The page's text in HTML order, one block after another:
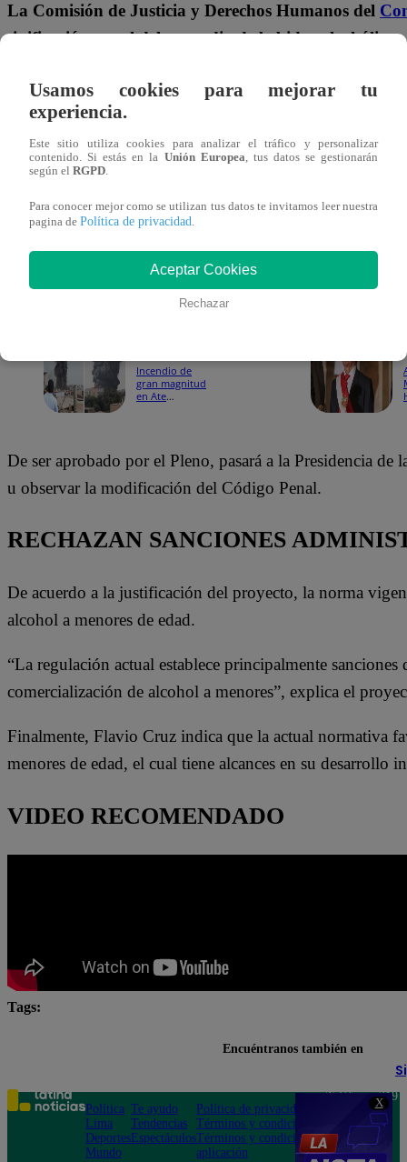
X
La Comisión de Justicia y Derechos Humanos del
tipificación penal del expendio de bebidas
La propuesta, presentada por el congresista Flavio
criminalizar la venta de alcohol a adolescentes. Esto
alcohólicas.
El responsable “será reprimido con pena privativa de
Incendio de
gran magnitud
en Ate
movilizan
unidades de
bomberos
De ser aprobado por el Pleno, pasará a la Presidencia
u observar la modificación del Código Penal.
RECHAZAN SANCIONES
De acuerdo a la justificación del proyecto, la norma
alcohol a menores de edad.
“La regulación actual establece principalmente
comercialización de alcohol a menores”, explica el
Finalmente, Flavio Cruz indica que la actual normativa
menores de edad, el cual tiene alcances en su desarrollo
VIDEO RECOMENDADO
Tags:
Usamos cookies para mejorar tu
experiencia.
Este sitio utiliza cookies para analizar el tráfico y personalizar
contenido. Si estás en la Unión Europea , tus datos se gestionarán
según el RGPD
Para conocer mejor como se utilizan tus datos te invitamos leer nuestra
pagina de Política de privacidad
Aceptar Cookies
Rechazar
Encuéntranos también en
Política
Lima
Deportes
Mundo
Te ayudo
Tendencias
Espectáculos
Política de privacidad
Términos y condiciones
Términos y condiciones
aplicación
Teléfono: 219
Av. San
Felipe 968
Jesús María